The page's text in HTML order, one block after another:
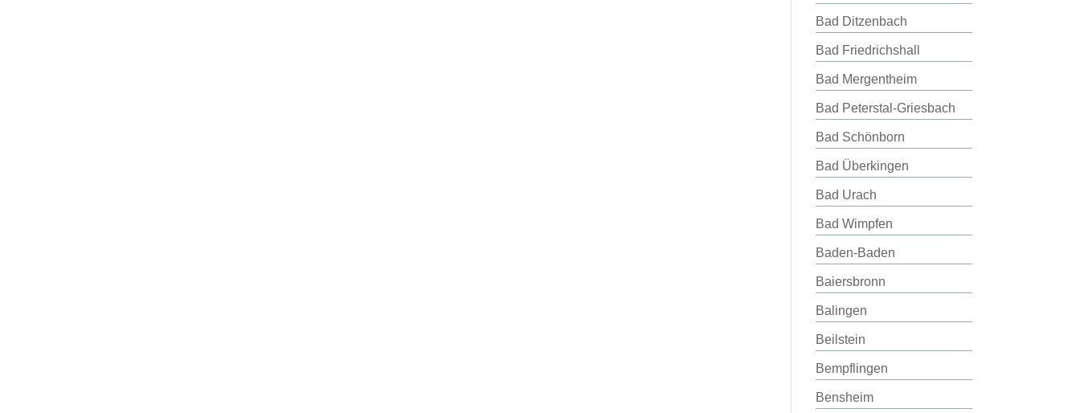
Bad Ditzenbach
Bad Friedrichshall
Bad Mergentheim
Bad Peterstal-Griesbach
Bad Schönborn
Bad Überkingen
Bad Urach
Bad Wimpfen
Baden-Baden
Baiersbronn
Balingen
Beilstein
Bempflingen
Bensheim